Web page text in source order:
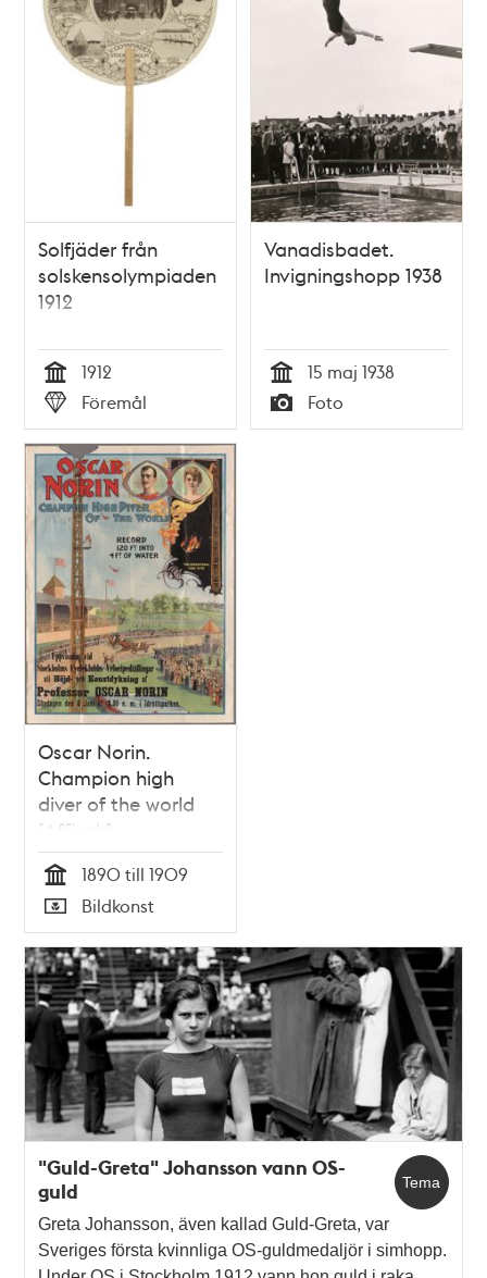
Solfjäder från
solskensolympiaden
1912
Tid
1912
Typ
Föremål
Vanadisbadet.
Invigningshopp 1938
Tid
15 maj 1938
Typ
Foto
Oscar Norin.
Champion high
diver of the world
[Affisch]
Tid
1890 till 1909
Typ
Bildkonst
Tema
"Guld-Greta" Johansson vann OS-
guld
Greta Johansson, även kallad Guld-Greta, var
Sveriges första kvinnliga OS-guldmedaljör i simhopp.